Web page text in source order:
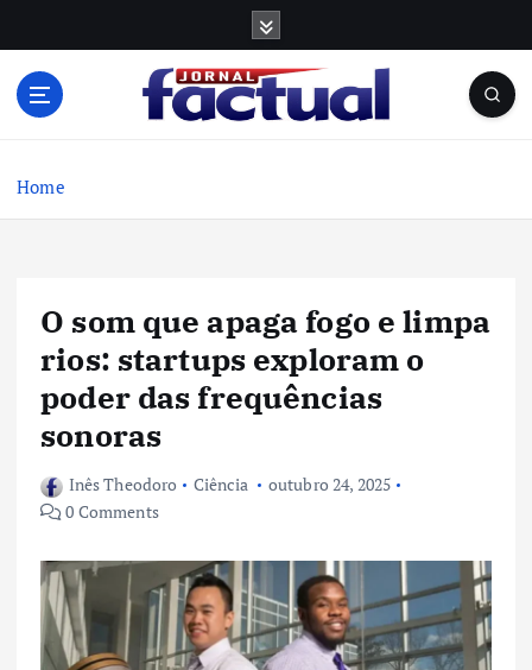
Home
O som que apaga fogo e limpa
rios: startups exploram o
poder das frequências
sonoras
Inês Theodoro Ciência
outubro 24, 2025
0 Comments